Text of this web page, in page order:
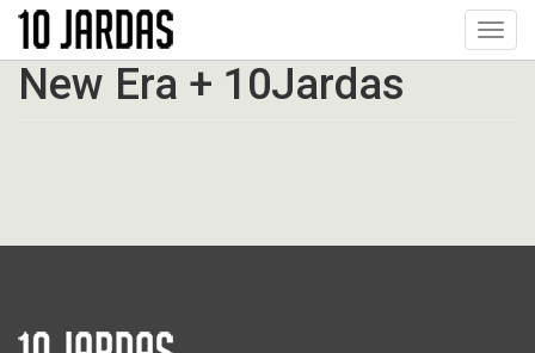
Pular
o
conteúdo
New Era + 10Jardas